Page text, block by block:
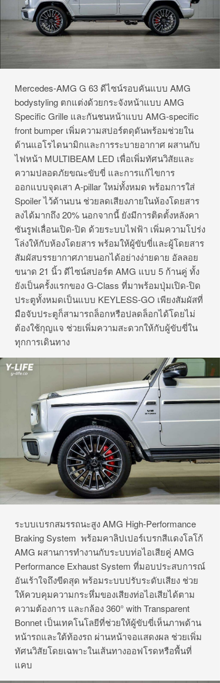
Mercedes-AMG G 63 ดีไซน์รอบคันแบบ AMG
bodystyling ตกแต่งด้วยกระจังหน้าแบบ AMG
Specific Grille และกันชนหน้าแบบ AMG-specific
front bumper เพิ่มความสปอร์ตดุดันพร้อมช่วยใน
ด้านแอโรไดนามิกและการระบายอากาศ ผสานกับ
ไฟหน้า MULTIBEAM LED เพื่อเพิ่มทัศนวิสัยและ
ความปลอดภัยขณะขับขี่ และการแก้ไขการ
ออกแบบจุดเสา A-pillar ใหม่ทั้งหมด พร้อมการใส่
Spoiler ไว้ด้านบน ช่วยลดเสียงภายในห้องโดยสาร
ลงได้มากถึง 20% นอกจากนี้ ยังมีการติดตั้งหลังคา
ซันรูฟเลื่อนเปิด-ปิด ด้วยระบบไฟฟ้า เพิ่มความโปร่ง
โล่งให้กับห้องโดยสาร พร้อมให้ผู้ขับขี่และผู้โดยสาร
สัมผัสบรรยากาศภายนอกได้อย่างง่ายดาย อัลลอย
ขนาด 21 นิ้ว ดีไซน์สปอร์ต AMG แบบ 5 ก้านคู่ ทั้ง
ยังเป็นครั้งแรกของ G-Class ที่มาพร้อมปุ่มเปิด-ปิด
ประตูทั้งหมดเป็นแบบ KEYLESS-GO เพียงสัมผัสที่
มือจับประตูก็สามารถล็อกหรือปลดล็อกได้โดยไม่
ต้องใช้กุญแจ ช่วยเพิ่มความสะดวกให้กับผู้ขับขี่ใน
ทุกการเดินทาง
ระบบเบรกสมรรถนะสูง AMG High-Performance
Braking System พร้อมคาลิปเปอร์เบรกสีแดงโลโก้
AMG ผสานการทำงานกับระบบท่อไอเสียคู่ AMG
Performance Exhaust System ที่มอบประสบการณ์
อันเร้าใจถึงขีดสุด พร้อมระบบปรับระดับเสียง ช่วย
ให้ควบคุมความกระหึ่มของเสียงท่อไอเสียได้ตาม
ความต้องการ และกล้อง 360° with Transparent
Bonnet เป็นเทคโนโลยีที่ช่วยให้ผู้ขับขี่เห็นภาพด้าน
หน้ารถและใต้ท้องรถ ผ่านหน้าจอแสดงผล ช่วยเพิ่ม
ทัศนวิสัยโดยเฉพาะในเส้นทางออฟโรดหรือพื้นที่
แคบ